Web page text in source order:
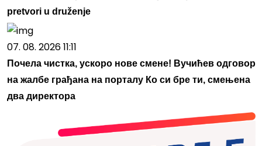
pretvori u druženje
07. 08. 2026 11:11
Почела чистка, ускоро нове смене! Вучићев одговор
на жалбе грађана на порталу Ко си бре ти, смењена
два директора